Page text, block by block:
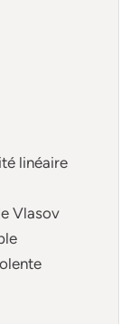
linéaire
Vlasov